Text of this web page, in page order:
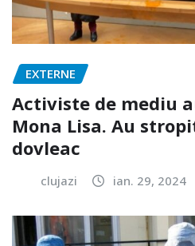
EXTERNE
Activiste de mediu
Mona Lisa. Au
dovleac
clujazi ian. 29, 2024